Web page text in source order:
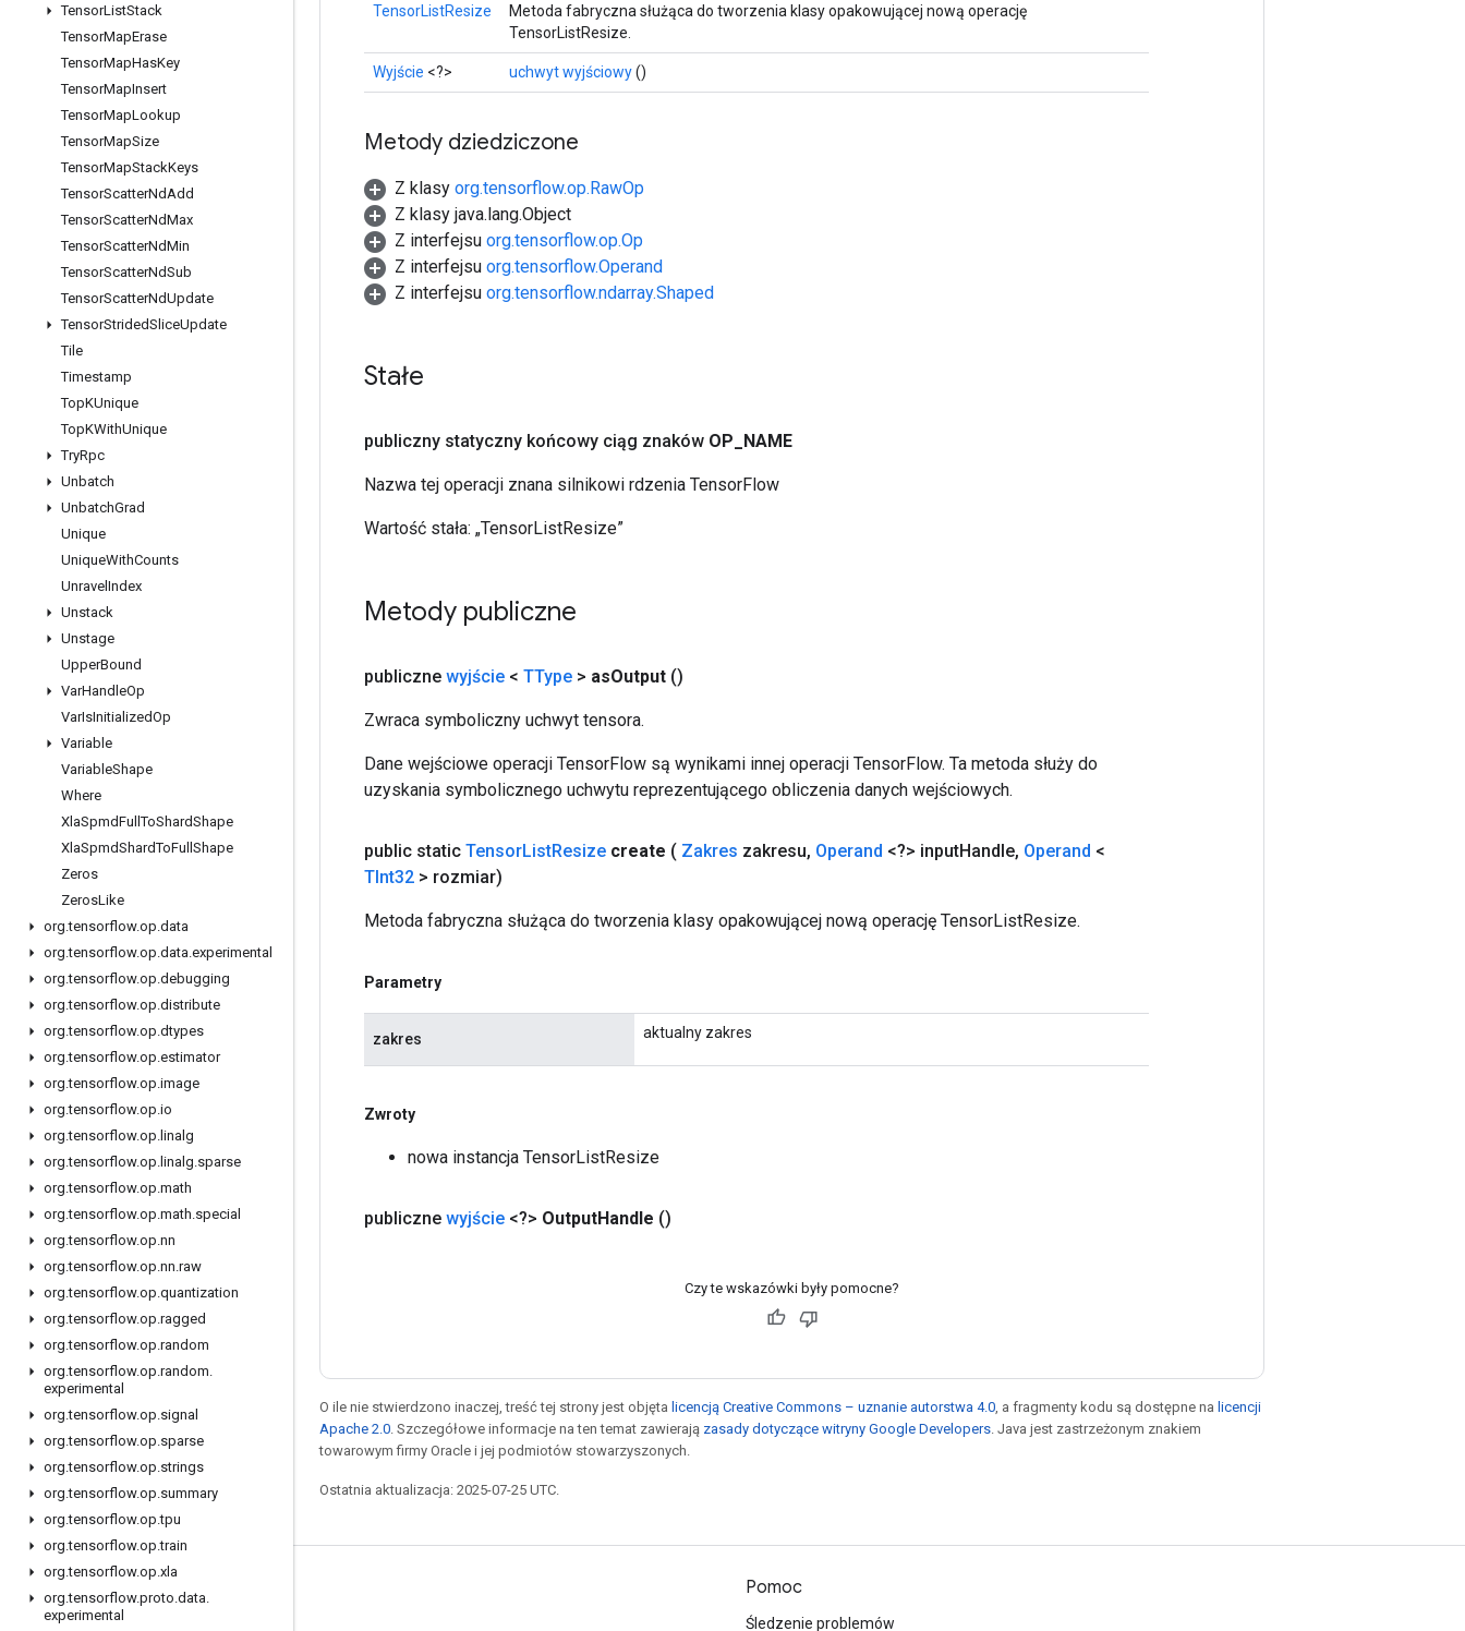
TensorListStack
TensorMapErase
TensorMapHasKey
TensorMapInsert
TensorMapLookup
TensorMapSize
TensorMapStackKeys
TensorScatterNdAdd
TensorScatterNdMax
TensorScatterNdMin
TensorScatterNdSub
TensorScatterNdUpdate
TensorStridedSliceUpdate
Tile
Timestamp
TopKUnique
TopKWithUnique
TryRpc
Unbatch
UnbatchGrad
Unique
UniqueWithCounts
Unravel Index
Unstack
Unstage
UpperBound
VarHandleOp
VarIsInitializedOp
Variable
VariableShape
Where
XlaSpmdFullToShardShape
XlaSpmdShardToFull Shape
Zeros
ZerosLike
org.tensorflow.op.data
org.tensorflow.op.data.experimental
org.tensorflow.op.debugging
org.tensorflow.op.distribute
org.tensorflow.op.dtypes
org.tensorflow.op.estimator
org.tensorflow.op.image
org.tensorflow.op.io
org.tensorflow.op. linalg
org.tensorflow.op. linalg.sparse
org.tensorflow.op.math
org.tensorflow.op.math.special
org.tensorflow.op.nn
org.tensorflow.op.nn.raw
org.tensorflow.op.quantization
org.tensorflow.op.ragged
org.tensorflow.op.random
org.tensorflow.op.random.
experimental
org.tensorflow.op.signal
org.tensorflow.op.sparse
org.tensorflow.op.strings
org.tensorflow.op.summary
org.tensorflow.op.tpu
org.tensorflow.op.train
org.tensorflow.op.xla
org.tensorflow.proto.data.
experimental
TensorListResize
Metoda fabryczna służąca do tworzenia klasy opakowującej nową operację
TensorListResize.
Wyjście <?> uchwyt wyjściowy()
Metody dziedziczone
Z klasy org.tensorflow.op.RawOp
Z klasy java.lang.Object
Z interfejsu org.tensorflow.op.Op
Z interfejsu org.tensorflow.Operand
Z interfejsu org.tensorflow.ndarray.Shaped
Stałe
publiczny statyczny końcowy ciąg znaków OP NAME
Nazwa tej operacji znana silnikowi rdzenia TensorFlow
Wartość stała: „TensorListResize”
Metody publiczne
publiczne wyjście < TType > asOutput ()
Zwraca symboliczny uchwyt tensora.
Dane wejściowe operacji TensorFlow są wynikami innej operacji TensorFlow. Ta metoda służy do
uzyskania symbolicznego uchwytu reprezentującego obliczenia danych wejściowych.
public static TensorListResize create ( Zakres zakresu, Operand <?> inputHandle, Operand <
TInt32 > rozmiar)
Metoda fabryczna służąca do tworzenia klasy opakowującej nową operację TensorListResize.
Parametry
zakres aktualny zakres
Zwroty
nowa instancja TensorListResize
publiczne wyjście <?> OutputHandle ()
Czy te wskazówki były pomocne?
O ile nie stwierdzono inaczej, treść tej strony jest objęta licencją Creative Commons – uznanie autorstwa 4.0 , a fragmenty kodu są dostępne na licencji
Apache 2.0 . Szczegółowe informacje na ten temat zawierają zasady dotyczące witryny Google Developers . Java jest zastrzeżonym znakiem
towarowym firmy Oracle i jej podmiotów stowarzyszonych.
Ostatnia aktualizacja: 2025-07-25 UTC.
Pozostawaj w kontakcie
Blog
Pomoc
Śledzenie problemów